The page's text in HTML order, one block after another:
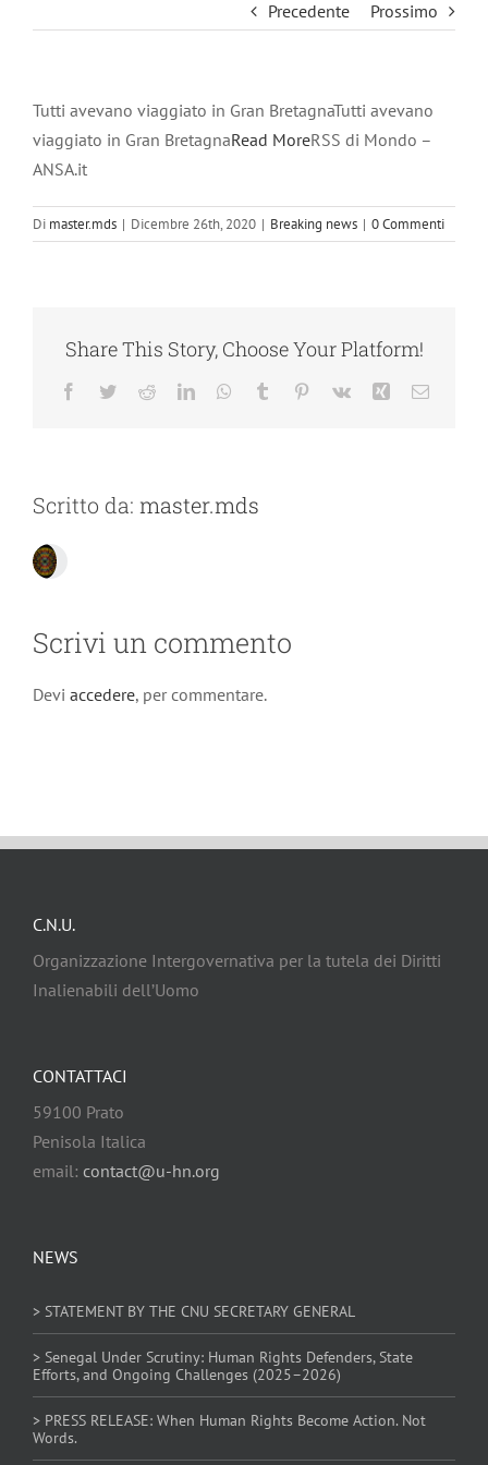
Precedente Prossimo
Tutti avevano viaggiato in Gran BretagnaTutti avevano
viaggiato in Gran BretagnaRead MoreRSS di Mondo –
ANSA.it
Di master.mds | Dicembre 26th, 2020 | Breaking news | 0 Commenti
Share This Story, Choose Your Platform!
Facebook
TwitterRedditLinkedInWhatsApp
Tumblr Pinterest
Vk Xing Email
Scritto da: master.mds
Scrivi un commento
Devi accedere, per commentare.
C.N.U.
Organizzazione Intergovernativa per la tutela dei Diritti
Inalienabili dell’Uomo
NEWS
> STATEMENT BY THE CNU SECRETARY GENERAL
> Senegal Under Scrutiny: Human Rights Defenders, State
Efforts, and Ongoing Challenges (2025–2026)
> PRESS RELEASE: When Human Rights Become Action. Not
Words.
CONTATTACI
59100 Prato
Penisola Italica
email: contact@u-hn.org